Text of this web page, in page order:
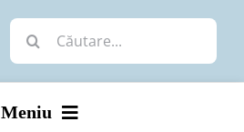
Cautare...
Meniu